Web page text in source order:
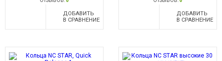
ДОБАВИТЬ
В СРАВНЕНИЕ
ДОБАВИТЬ
В СРАВНЕНИЕ